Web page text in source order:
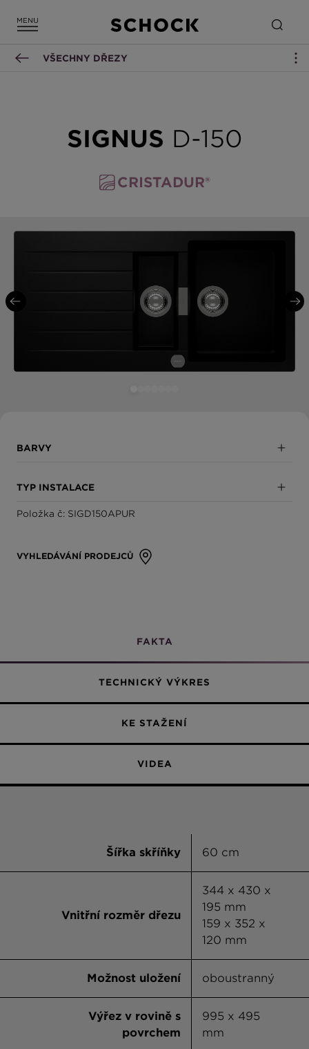
VŠECHNY DŘEZY
SIGNUS D-150
CRISTADUR®
BARVY
Magma
TYP INSTALACE
Spodní uložení
Položka č: SIGD150APUR
VYHLEDÁVÁNÍ PRODEJCŮ
FAKTA
TECHNICKÝ VÝKRES
KE STAŽENÍ
VIDEA
Šířka skříňky 60 cm
Vnitřní rozměr dřezu
344 x 430 x
195 mm
159 x 352 x
120 mm
Možnost uložení oboustranný
Výřez v rovině s
povrchem
995 x 495
mm